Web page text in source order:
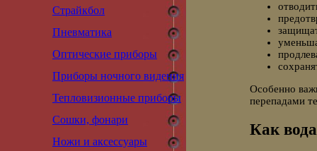
Страйкбол
Пневматика
Оптические приборы
Приборы ночного видения
Тепловизионные приборы
Сошки, фонари
Ножи и аксессуары
Особенно
перепадами
Как